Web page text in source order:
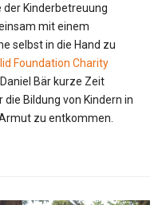
der Kinderbetreuung
mit einem
selbst in die Hand zu
Foundation Charity
Bär kurze Zeit
Bildung von Kindern in
zu entkommen.